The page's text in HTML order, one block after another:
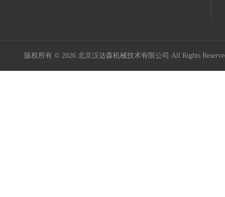
版权所有 © 2026 北京汉达森机械技术有限公司 All Rights